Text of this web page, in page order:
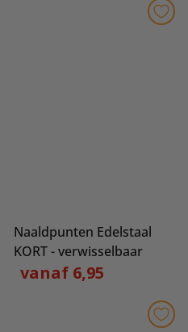
Naaldpunten Edelstaal
KORT - verwisselbaar
vanaf 6,95